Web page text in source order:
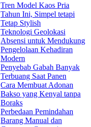
Tren Model Kaos Pria
Tahun Ini, Simpel tetapi
Tetap Stylish
Teknologi Geolokasi
Absensi untuk Mendukung
Pengelolaan Kehadiran
Modern
Penyebab Gabah Banyak
Terbuang Saat Panen
Cara Membuat Adonan
Bakso yang Kenyal tanpa
Boraks
Perbedaan Pemindahan
Barang Manual dan